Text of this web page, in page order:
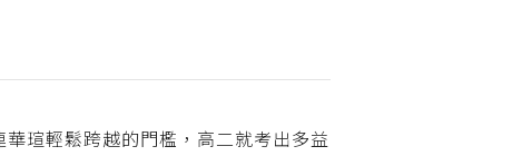
瑄輕鬆跨越的門檻，高二就考出多益